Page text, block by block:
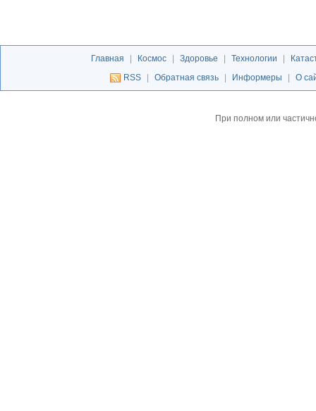
Главная Космос Здоровье Технологии
RSS
Обратная связь Информеры О
При полном или